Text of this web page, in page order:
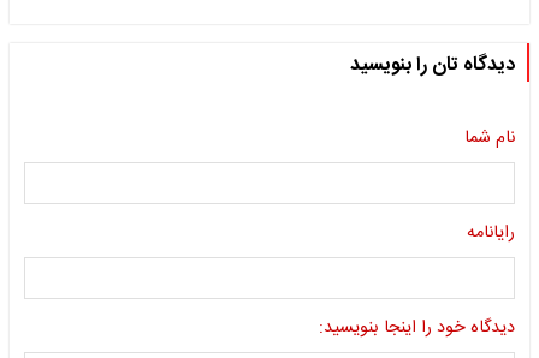
دیدگاه تان را بنویسید
نام شما
رایانامه
دیدگاه خود را اینجا بنویسید: